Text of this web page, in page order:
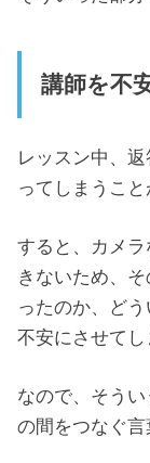
講師を不
レッスン中、
ってしまうこと
すると、カメ
きないため、
ったのか、ど
不安にさせてし
なので、そうい
の間をつなぐ言